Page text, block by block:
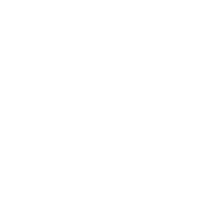
شده‌اند و به کاربر اجازه می‌دهند بخشی از اجزای داخلی
آن کنترل‌های لمسی نامحسوس تعبیه شده‌اند که با لمس آرام